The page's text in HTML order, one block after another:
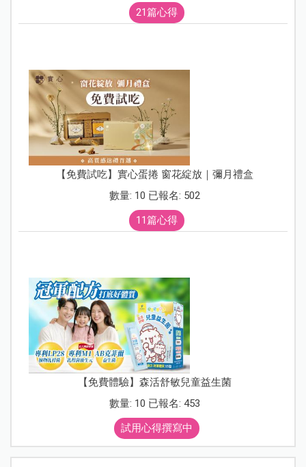
21篇心得
【免費試吃】實心蛋捲 窗花綻放｜彌月禮盒
數量: 10 已報名: 502
11篇心得
【免費體驗】森活舒敏兒童益生菌
數量: 10 已報名: 453
試用心得撰寫中